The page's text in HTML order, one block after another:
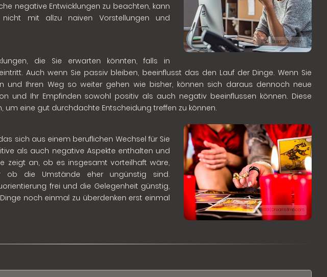
© Rido | Dreamstime.com
negative Entwicklungen zu beachten, kann
nicht mit allzu naiven Vorstellungen und
die Sie erwarten könnten, falls in
Auch wenn Sie passiv bleiben, beeinflusst das den Lauf der Dinge. Wenn Sie
und Ihren Weg so weiter gehen wie bisher, können sich daraus dennoch neue
und Ihr Empfinden sowohl positiv als auch negativ beeinflussen können. Diese
um eine gut durchdachte Entscheidung treffen zu können.
© Arne9001 | Dreamstime.com
sich aus einem beruflichen Wechsel für Sie
als auch negative Aspekte enthalten und
zeigt an, ob es insgesamt vorteilhaft wäre,
ob die Umstände eher ungünstig sind.
frei und die Gelegenheit günstig,
noch einmal zu überdenken erst einmal